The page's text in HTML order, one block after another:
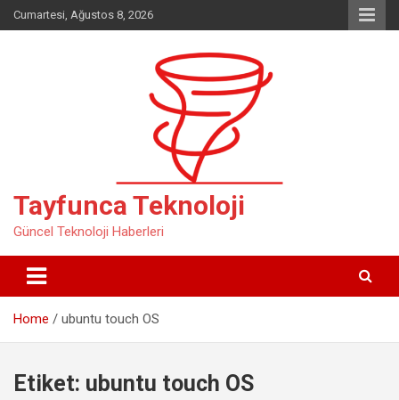
Skip
to
Cumartesi, Ağustos 8, 2026
Tayfunca Teknoloji
Güncel Teknoloji Haberleri
Home ubuntu touch OS
Etiket: ubuntu touch OS